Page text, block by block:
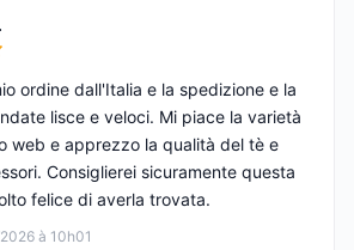
à 10h01
ordine dall'Italia e la spedizione e la
lisce e veloci. Mi piace la varietà
web e apprezzo la qualità del tè e
Consiglierei sicuramente questa
felice di averla trovata.